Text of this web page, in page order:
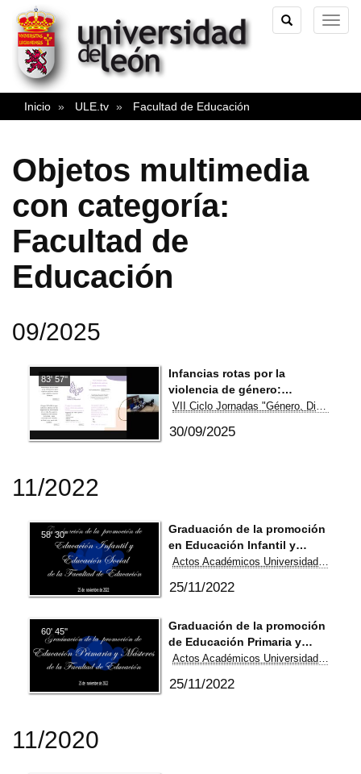
TOGGLE
SEARCH
Inicio ULE.tv Facultad de Educación
Objetos multimedia
con categoría:
Facultad de
Educación
09/2025
83' 57''
Infancias rotas por la
violencia de género:
violencia vicaria y menores
30/09/2025
11/2022
58' 30''
Graduación de la promoción
en Educación Infantil y
Educación Social de la
25/11/2022
60' 45''
Graduación de la promoción
de Educación Primaria y
Másteres de la Facultad de
25/11/2022
11/2020